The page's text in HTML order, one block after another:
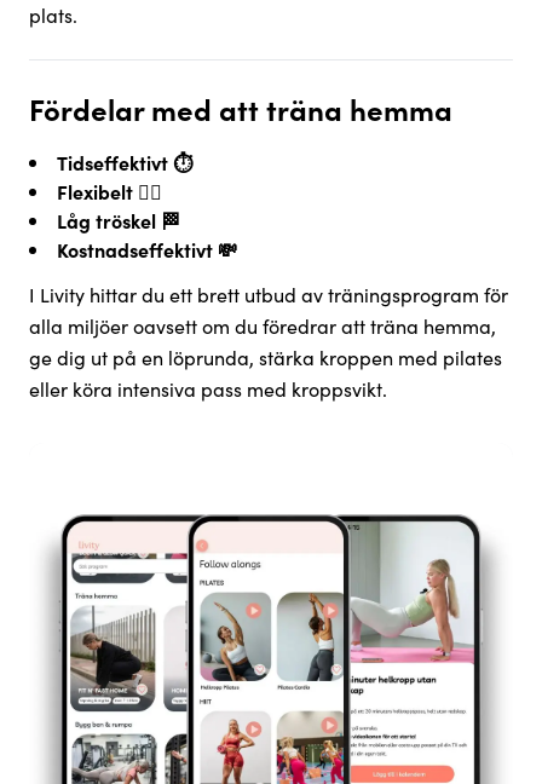
plats.
Fördelar med att träna hemma
Tidseffektivt ⏱️
Flexibelt 🤸‍♀️
Låg tröskel 🏁
Kostnadseffektivt 💸
I Livity hittar du ett brett utbud av träningsprogram för
alla miljöer oavsett om du föredrar att träna hemma,
ge dig ut på en löprunda, stärka kroppen med pilates
eller köra intensiva pass med kroppsvikt.